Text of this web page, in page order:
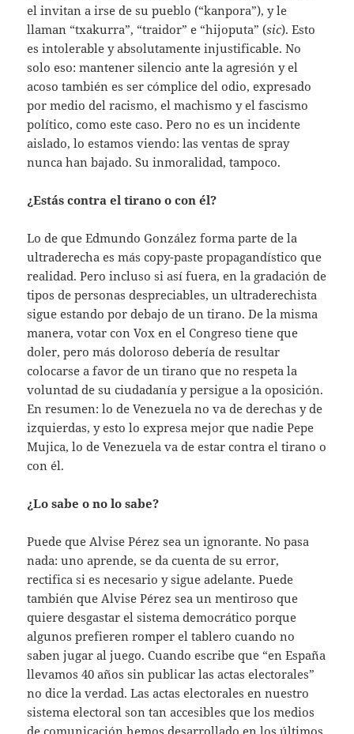
el invitan a irse de su pueblo (“kanpora”), y le
llaman “txakurra”, “traidor” e “hijoputa” (sic). Esto
es intolerable y absolutamente injustificable. No
solo eso: mantener silencio ante la agresión y el
acoso también es ser cómplice del odio, expresado
por medio del racismo, el machismo y el fascismo
político, como este caso. Pero no es un incidente
aislado, lo estamos viendo: las ventas de spray
nunca han bajado. Su inmoralidad, tampoco.
¿Estás contra el tirano o con él?
Lo de que Edmundo González forma parte de la
ultraderecha es más copy-paste propagandístico que
realidad. Pero incluso si así fuera, en la gradación de
tipos de personas despreciables, un ultraderechista
sigue estando por debajo de un tirano. De la misma
manera, votar con Vox en el Congreso tiene que
doler, pero más doloroso debería de resultar
colocarse a favor de un tirano que no respeta la
voluntad de su ciudadanía y persigue a la oposición.
En resumen: lo de Venezuela no va de derechas y de
izquierdas, y esto lo expresa mejor que nadie Pepe
Mujica, lo de Venezuela va de estar contra el tirano o
con él.
¿Lo sabe o no lo sabe?
Puede que Alvise Pérez sea un ignorante. No pasa
nada: uno aprende, se da cuenta de su error,
rectifica si es necesario y sigue adelante. Puede
también que Alvise Pérez sea un mentiroso que
quiere desgastar el sistema democrático porque
algunos prefieren romper el tablero cuando no
saben jugar al juego. Cuando escribe que “en España
llevamos 40 años sin publicar las actas electorales”
no dice la verdad. Las actas electorales en nuestro
sistema electoral son tan accesibles que los medios
de comunicación hemos desarrollado en los últimos